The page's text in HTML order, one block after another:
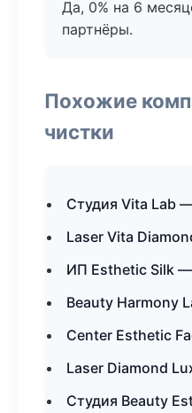
Да, 0% на 6
партнёры.
Похожие
чистки
Студия Vita Lab
Laser Vita
ИП Esthetic Silk
Beauty Harmony
Center Esthetic
Laser Diamond
Студия Beauty